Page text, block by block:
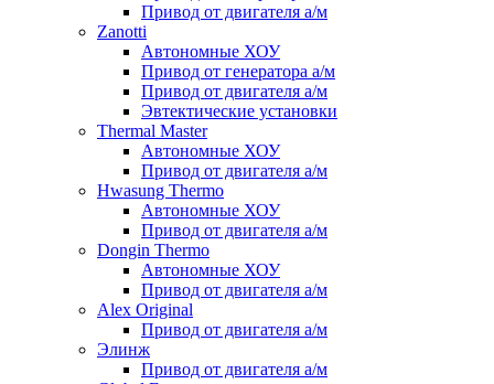
Привод от двигателя а/м
Zanotti
Автономные ХОУ
Привод от генератора а/м
Привод от двигателя а/м
Эвтектические установки
Thermal Master
Автономные ХОУ
Привод от двигателя а/м
Hwasung Thermo
Автономные ХОУ
Привод от двигателя а/м
Dongin Thermo
Автономные ХОУ
Привод от двигателя а/м
Alex Original
Привод от двигателя а/м
Элинж
Привод от двигателя а/м